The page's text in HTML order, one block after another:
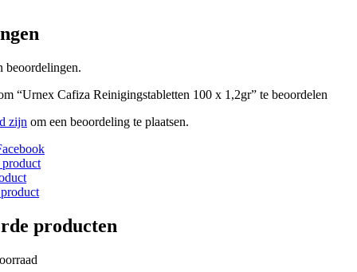
beoordelingen.
“Urnex Cafiza Reinigingstabletten 100 x 1,2gr” te beoordelen
zijn om een beoordeling te plaatsen.
producten